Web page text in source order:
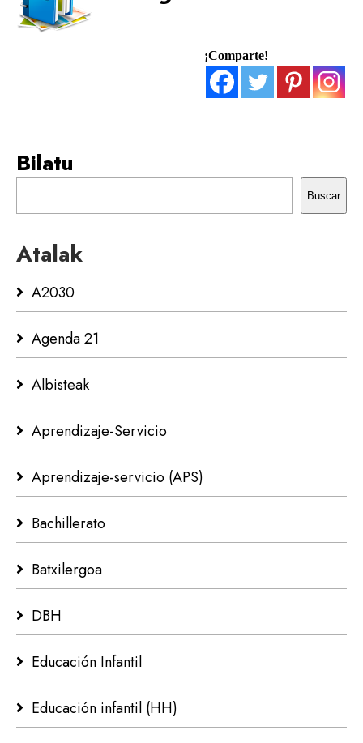
¡Comparte!
Bilatu
Buscar
Atalak
A2030
Agenda 21
Albisteak
Aprendizaje-Servicio
Aprendizaje-servicio (APS)
Bachillerato
Batxilergoa
DBH
Educación Infantil
Educación infantil (HH)